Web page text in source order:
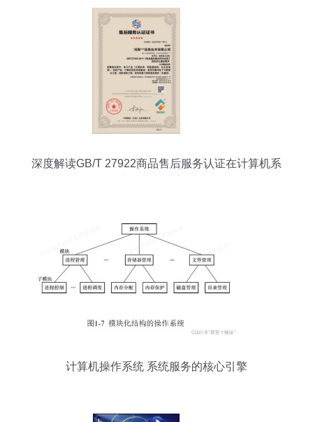
算机系统服务视角解析
深度解读GB/T 27922商品售后服务认证在计算机系
计算机操作系统 系统服务的核心引擎